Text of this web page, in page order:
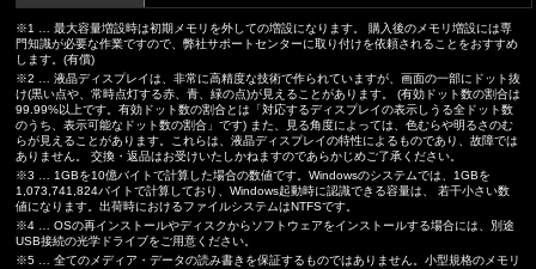
※1 … 最大容量増設時は初期メモリを外しての増設になります。 購入後のメモリ増設には専
門知識が必要な作業ですので、弊社サポートセンターに取り付けを依頼されることをおすすめ
します。(有償)
※2 … 液晶ディスプレイは、非常に高精度な技術で作られていますが、画面の一部にドット抜
け(黒い点や、常時点灯する赤、青、緑の点)が見えることがあります。 (有効ドット数の割合は
99.99%以上です。有効ドット数の割合とは「対応するディスプレイの表示しうる全ドット数
のうち、表示可能なドット数の割合」です) また、見る角度によっては、色むらや明るさのむ
らが見えることがあります。これらは、液晶ディスプレイの特性によるものであり、故障では
ありません。 交換・返品はお受けいたしかねますのであらかじめご了承ください。
※3 … 1GBを10億バイトで計算した場合の数値です。Windowsのシステムでは、1GBを
1,073,741,824バイトで計算しており、Windows起動時に認識できる容量は、 若干小さい数
値になります。出荷時におけるファイルシステムはNTFSです。
※4 … OSの再インストールやディスクからソフトウェアをインストールする場合には、別途
USB接続の光学ドライブをご用意ください。
※5 … 全てのメディア・データの読み書きを保証するものではありません。小型規格のメモリ